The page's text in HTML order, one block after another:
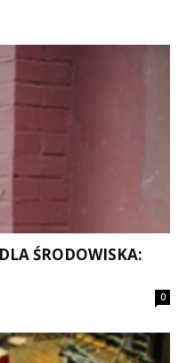
ŚRODOWISKA:
0